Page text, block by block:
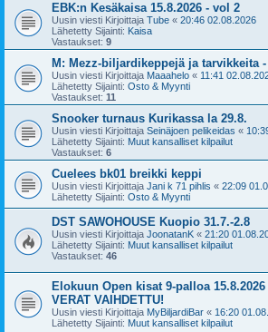
EBK:n Kesäkaisa 15.8.2026 - vol 2
Uusin viesti Kirjoittaja Tube « 20:46 02.08.2026
Lähetetty Sijainti: Kaisa
Vastaukset: 9
M: Mezz-biljardikeppejä ja tarvikkeita
Uusin viesti Kirjoittaja Maaahelo « 11:41
Lähetetty Sijainti: Osto & Myynti
Vastaukset: 11
Snooker turnaus Kurikassa la 29.8.
Uusin viesti Kirjoittaja Seinäjoen pelikeidas «
Lähetetty Sijainti: Muut kansalliset kilpailut
Vastaukset: 6
Cuelees bk01 breikki keppi
Uusin viesti Kirjoittaja Jani k 71 pihlis « 22:09
Lähetetty Sijainti: Osto & Myynti
DST SAWOHOUSE Kuopio 31.7.-2.8
Uusin viesti Kirjoittaja JoonatanK « 21:20
Lähetetty Sijainti: Muut kansalliset kilpailut
Vastaukset: 46
Elokuun Open kisat 9-palloa
VERAT VAIHDETTU!
Uusin viesti Kirjoittaja MyBiljardiBar « 16:20
Lähetetty Sijainti: Muut kansalliset kilpailut